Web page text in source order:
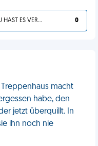
DU HAST ES VERDIENT 0
macht
habe, den
jetzt überquillt. In
ihn noch nie